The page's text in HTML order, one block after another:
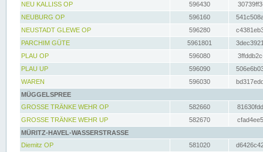
NEU KALLISS OP
596430
NEUBURG OP
596160
NEUSTADT GLEWE OP
596280
PARCHIM GÜTE
5961801
PLAU OP
596080
PLAU UP
596090
WAREN
596030
MÜGGELSPREE
GROSSE TRÄNKE WEHR OP
582660
GROSSE TRÄNKE WEHR UP
582670
MÜRITZ-HAVEL-WASSERSTRASSE
Diemitz OP
581020